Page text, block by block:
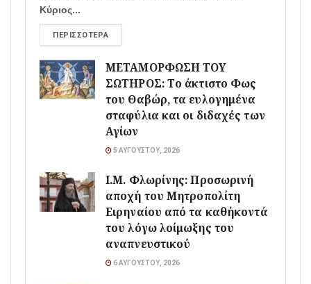
Κύριος...
ΠΕΡΙΣΣΌΤΕΡΑ
ΜΕΤΑΜΟΡΦΩΣΗ ΤΟΥ
ΣΩΤΗΡΟΣ: Το άκτιστο Φως
του Θαβώρ, τα ευλογημένα
σταφύλια και οι διδαχές των
Αγίων
5 ΑΥΓΟΎΣΤΟΥ, 2026
Ι.Μ. Φλωρίνης: Προσωρινή
αποχή του Μητροπολίτη
Ειρηναίου από τα καθήκοντά
του λόγω λοίμωξης του
αναπνευστικού
6 ΑΥΓΟΎΣΤΟΥ, 2026